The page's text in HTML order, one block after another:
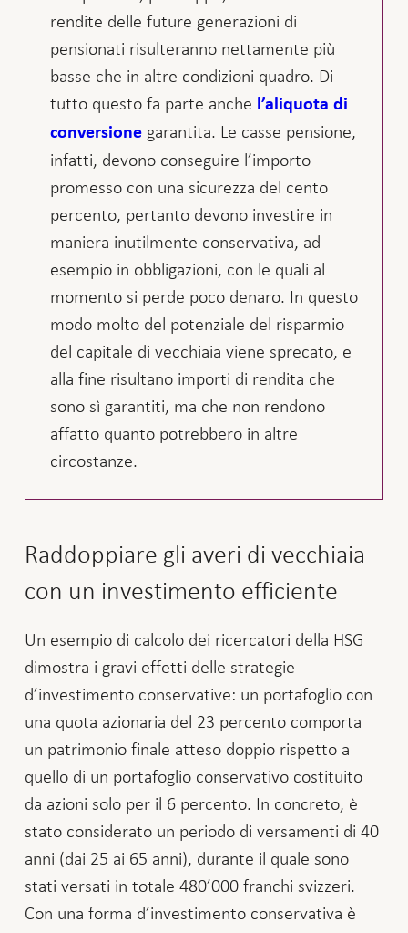
rendite delle future generazioni di
pensionati risulteranno nettamente più
basse che in altre condizioni quadro. Di
tutto questo fa parte anche l’aliquota di
conversionegarantita. Le casse pensione,
infatti, devono conseguire l’importo
promesso con una sicurezza del cento
percento, pertanto devono investire in
maniera inutilmente conservativa, ad
esempio in obbligazioni, con le quali al
momento si perde poco denaro. In questo
modo molto del potenziale del risparmio
del capitale di vecchiaia viene sprecato, e
alla fine risultano importi di rendita che
sono sì garantiti, ma che non rendono
affatto quanto potrebbero in altre
circostanze.
Raddoppiare gli averi di vecchiaia
con un investimento efficiente
Un esempio di calcolo dei ricercatori della HSG
dimostra i gravi effetti delle strategie
d’investimento conservative: un portafoglio con
una quota azionaria del 23 percento comporta
un patrimonio finale atteso doppio rispetto a
quello di un portafoglio conservativo costituito
da azioni solo per il 6 percento. In concreto, è
stato considerato un periodo di versamenti di 40
anni (dai 25 ai 65 anni), durante il quale sono
stati versati in totale 480’000 franchi svizzeri.
Con una forma d’investimento conservativa è